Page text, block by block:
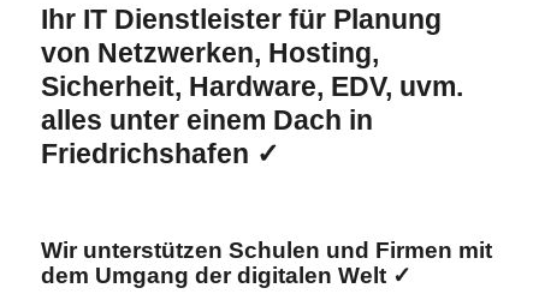
Ihr IT Dienstleister für Planung
von Netzwerken, Hosting,
Sicherheit, Hardware, EDV, uvm.
alles unter einem Dach in
Friedrichshafen ✓
Wir unterstützen Schulen und Firmen mit
dem Umgang der digitalen Welt ✓